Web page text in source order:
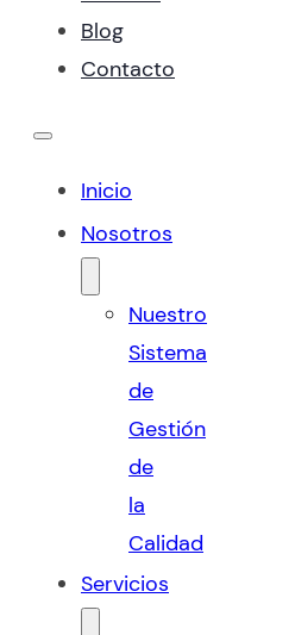
Blog
Contacto
Inicio
Nosotros
Nuestro
Sistema
de
Gestión
de
la
Calidad
Servicios